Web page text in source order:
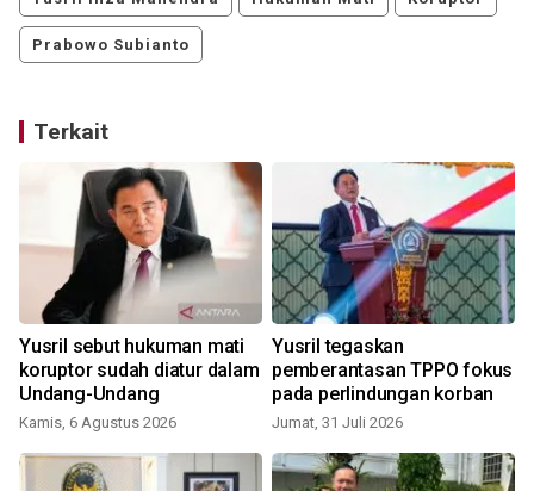
Prabowo Subianto
Terkait
Yusril sebut hukuman mati
koruptor sudah diatur dalam
Undang-Undang
Kamis, 6 Agustus 2026
Yusril tegaskan
pemberantasan TPPO fokus
pada perlindungan korban
Jumat, 31 Juli 2026